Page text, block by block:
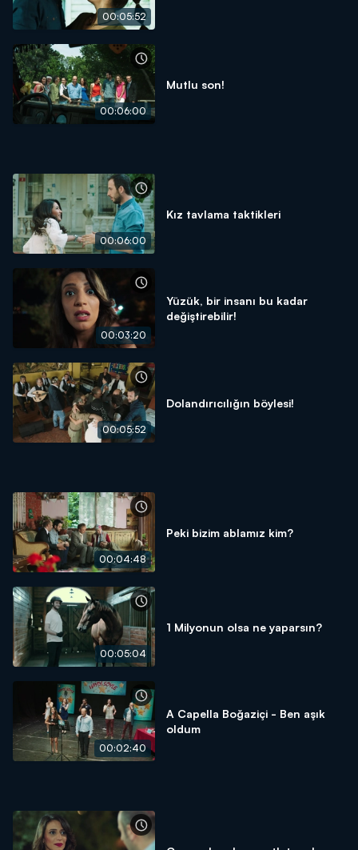
00:05:52
00:06:00
Mutlu son!
00:06:00
Kız tavlama taktikleri
00:03:20
Yüzük, bir insanı bu kadar
değiştirebilir!
00:05:52
Dolandırıcılığın böylesi!
00:04:48
Peki bizim ablamız kim?
00:05:04
1 Milyonun olsa ne yaparsın?
00:02:40
A Capella Boğaziçi - Ben aşık
oldum